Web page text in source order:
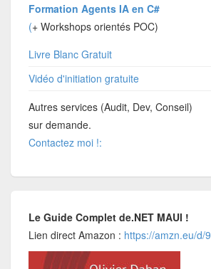
Formation Agents IA en C#
(+ Workshops orientés POC)
Livre Blanc Gratuit
Vidéo d'initiation gratuite
Autres services (Audit, Dev, Conseil)
sur demande.
Contactez moi !:
Le Guide Complet de.NET MAUI !
Lien direct Amazon : https://amzn.eu/d/